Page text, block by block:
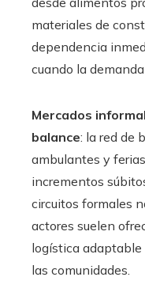
materiales de
dependencia
cuando la
Mercados
balance: la red de
ambulantes y
incrementos
circuitos formales
actores suelen
logística
las comunidades.